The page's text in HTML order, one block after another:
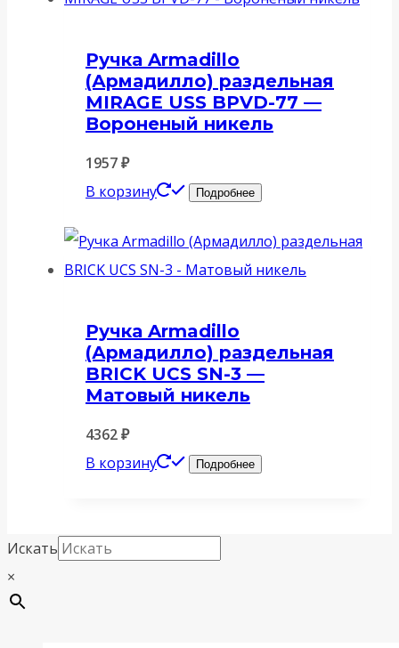
Ручка Armadillo
(Армадилло) раздельная
MIRAGE USS BPVD-77 —
Вороненый никель
1957₽
В корзину
Подробнее
Ручка Armadillo
(Армадилло) раздельная
BRICK UCS SN-3 —
Матовый никель
4362₽
В корзину
Подробнее
Искать
×